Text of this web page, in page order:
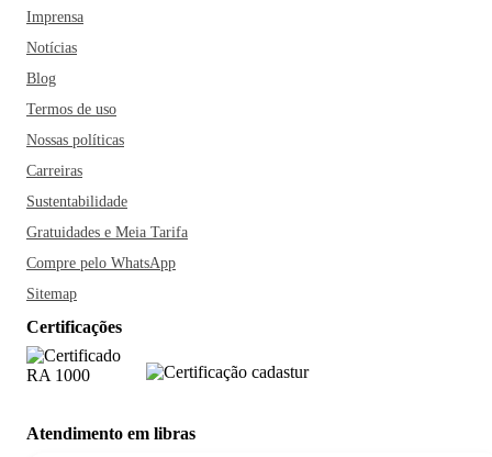
Imprensa
Notícias
Blog
Termos de uso
Nossas políticas
Carreiras
Sustentabilidade
Gratuidades e Meia Tarifa
Compre pelo WhatsApp
Sitemap
Certificações
Atendimento em libras